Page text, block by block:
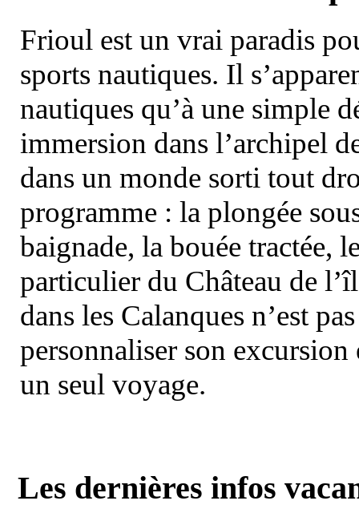
Frioul est un vrai paradis
sports nautiques. Il
nautiques qu’à une simple
immersion dans l’archipel
dans un monde sorti tout
programme : la plongée
baignade, la bouée tractée,
particulier du Château de
dans les Calanques n’est
personnaliser son
un seul voyage.
Les dernières infos